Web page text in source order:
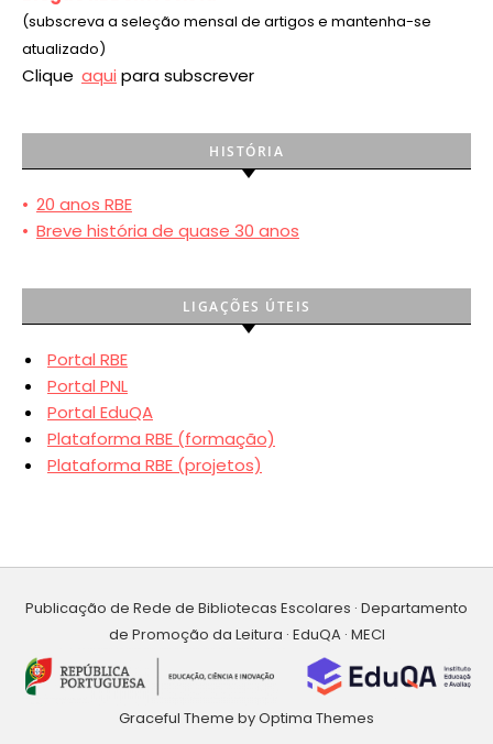
(subscreva a seleção mensal de artigos e mantenha-se
atualizado)
Clique aqui para subscrever
HISTÓRIA
• 20 anos RBE
• Breve história de quase 30 anos
LIGAÇÕES ÚTEIS
Portal RBE
Portal PNL
Portal EduQA
Plataforma RBE (formação)
Plataforma RBE (projetos)
Publicação de Rede de Bibliotecas Escolares · Departamento
de Promoção da Leitura · EduQA · MECI
Graceful Theme byOptima Themes